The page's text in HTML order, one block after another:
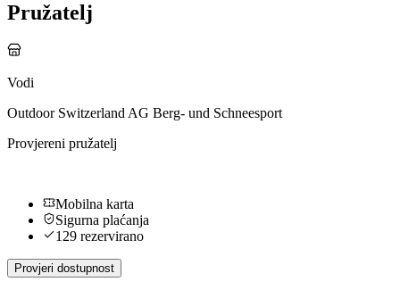
Pružatelj
Vodi
Outdoor Switzerland AG Berg- und Schneesport
Provjereni pružatelj
Mobilna karta
Sigurna plaćanja
129 rezervirano
Provjeri dostupnost